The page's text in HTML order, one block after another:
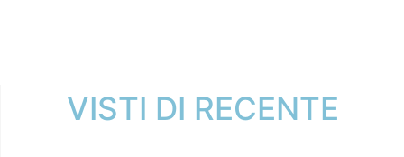
VISTI DI RECENTE